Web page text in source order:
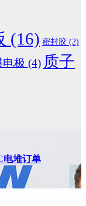
(16) 密封胶 (2)
电极 (4) 质子
电堆订单